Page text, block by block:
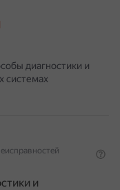
диагностики и
системах
и